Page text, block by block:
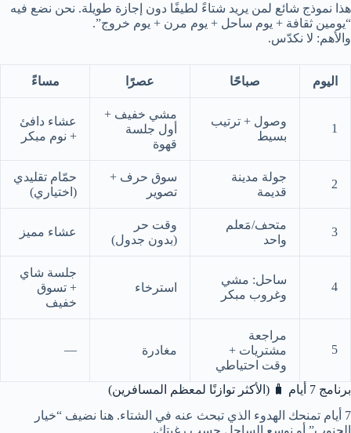
هذا نموذج شائع لمن يريد شتاءً لطيفًا دون إجازة طويلة. نحن نضع فيه
“يومين ثقافة + يوم ساحل + يوم مرن + يوم خروج”.
والأهم: لا نكدّس.
اليوم صباحًا عصرًا مساءً
1
وصول + ترتيب
بسيط
مشي خفيف +
أول جلسة
قهوة
عشاء دافئ
+ نوم مبكر
2
جولة مدينة
قديمة
سوق حرف +
تصوير
حمّام تقليدي
(اختياري)
3
متحف/مَعلم
واحد
وقت حر
(بدون جدول)
عشاء مميز
4
ساحل: مشي
وغروب مبكر
استرخاء
جلسة شاي
+ تسوق
خفيف
5
مراجعة
مشتريات +
وقت احتياطي
مغادرة —
برنامج 7 أيام 🧳 (الأكثر توازنًا لمعظم المسافرين)
7 أيام تمنحك الهدوء الذي تبحث عنه في الشتاء. هنا نضيف “خيار